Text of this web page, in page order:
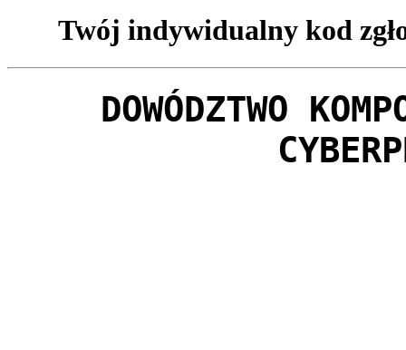
Twój indywidualny kod
DOWÓDZTWO